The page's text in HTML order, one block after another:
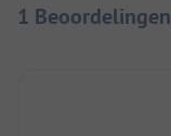
1 Beoordelingen